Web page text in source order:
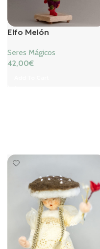
Elfo Melón
Seres Mágicos
42,00€